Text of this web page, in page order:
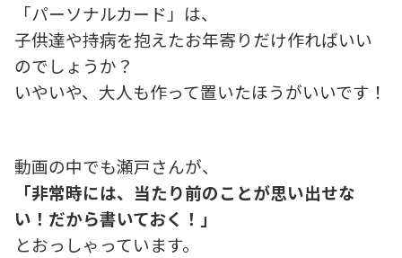
「パーソナルカード」は、
子供達や持病を抱えたお年寄りだけ作ればいい
のでしょうか？
いやいや、大人も作って置いたほうがいいです！
動画の中でも瀬戸さんが、
「非常時には、当たり前のことが思い出せな
い！だから書いておく！」
とおっしゃっています。